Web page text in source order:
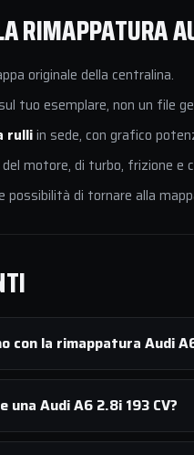
RIMAPPATURA
originale della centralina.
tuo esemplare, non un file
rulliin sede, con grafico
del motore, di turbo, frizione e
possibilità di tornare alla
con la rimappatura Audi
Audi A6 2.8i 193 CV?